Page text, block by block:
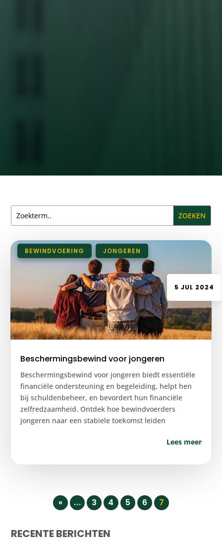
Beschermingsbewind voor jongeren
5 JUL 2024
BEWINDVOERING JONGEREN
Beschermingsbewind voor jongeren biedt essentiële
financiële ondersteuning en begeleiding, helpt hen
bij schuldenbeheer, en bevordert hun financiële
zelfredzaamheid. Ontdek hoe bewindvoerders
jongeren naar een stabiele toekomst leiden
Lees meer
« ... 3 4 5 6 7
RECENTE BERICHTEN